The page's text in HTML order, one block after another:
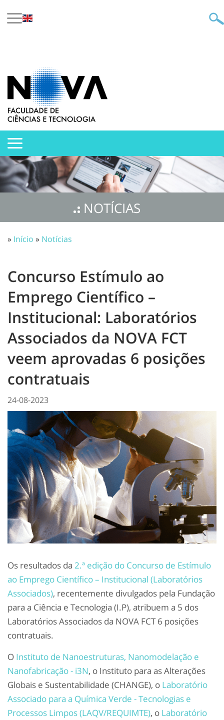
NOTÍCIAS
» Início » Notícias
Concurso Estímulo ao
Emprego Científico –
Institucional: Laboratórios
Associados da NOVA FCT
veem aprovadas 6 posições
contratuais
24-08-2023
Os resultados da 2.ª edição do Concurso de Estímulo
ao Emprego Científico – Institucional (Laboratórios
Associados), recentemente divulgados pela Fundação
para a Ciência e Tecnologia (I.P), atribuem a 5 dos
Laboratórios Associados da NOVA FCT 6 posições
contratuais.
O Instituto de Nanoestruturas, Nanomodelação e
Nanofabricação - i3N, o Instituto para as Alterações
Globais e Sustentabilidade (CHANGE), o Laboratório
Associado para a Química Verde - Tecnologias e
Processos Limpos (LAQV/REQUIMTE), o Laboratório